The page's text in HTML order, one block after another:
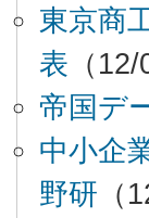
東京商
表 （
帝国デ
中小企
野研 （